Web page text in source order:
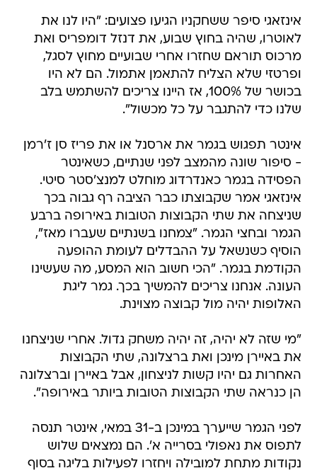
אינזאגי סיפר ששחקניו הגיעו פצועים: "היו לנו את
לאוטרו, שהיה בחוץ שבוע, את דנזל דומפריס ואת
מרכוס תוראם שחזרו אחרי שבועיים מחוץ לסגל,
ופרטזי שלא הצליח להתאמן אתמול. הם לא היו
בכושר של 100%, אז היינו צריכים להשתמש בלב
שלנו כדי להתגבר על כל מכשול".
אינטר תפגוש בגמר את ארסנל או את פריז סן ז'רמן
- סיפור שונה מהמצב לפני שנתיים, כשאינטר
הפסידה בגמר כאנדרדוג מוחלט למנצ'סטר סיטי.
אינזאגי אמר שקבוצתו כבר הציבה רף גבוה בכך
שניצחה את שתי הקבוצות הטובות באירופה ברבע
הגמר ובחצי הגמר. "צמחנו בשנתיים שעברו מאז",
הוסיף כשנשאל על ההבדלים לעומת ההופעה
הקודמת בגמר. "הכי חשוב הוא המסע, מה שעשינו
העונה. אנחנו צריכים להמשיך בכך. גמר ליגת
האלופות יהיה מול קבוצה מצוינת.
"מי שזה לא יהיה, זה יהיה משחק גדול. אחרי שניצחנו
את באיירן מינכן ואת ברצלונה, שתי הקבוצות
האחרות גם יהיו קשות לניצחון, אבל באיירן וברצלונה
הן כנראה שתי הקבוצות הטובות ביותר באירופה".
לפני הגמר שייערך במינכן ב-31 במאי, אינטר תנסה
לתפוס את נאפולי בסרייה א'. הם נמצאים שלוש
נקודות מתחת למובילה ויחזרו לפעילות בליגה בסוף